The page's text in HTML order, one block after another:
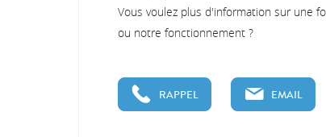
Vous voulez plus d'information sur une
ou notre fonctionnement ?
RAPPEL EMAIL